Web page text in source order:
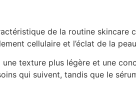
de la routine
cellulaire et l’éclat de la
une texture plus légère et une
qui suivent, tandis que le